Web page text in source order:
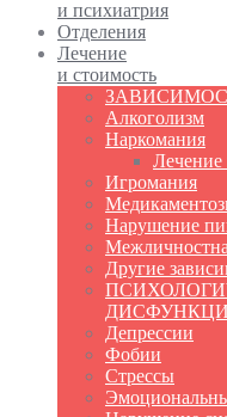
и психиатрия
Отделения
Лечение
и стоимость
Алкоголизм
Наркомания
Лечение
Игромания
Нарушение
Другие
Депрессии
Фобии
Стрессы